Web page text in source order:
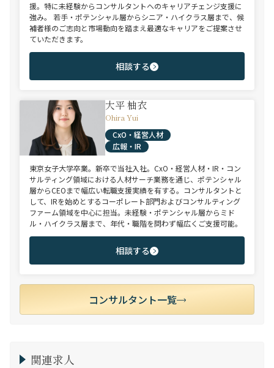
援。特に未経験からコンサルタントへのキャリアチェンジ支援に
強み。 若手・ポテンシャル層からシニア・ハイクラス層まで、候
補者様のご志向と市場動向を踏まえ最適なキャリアをご提案させ
ていただきます。
相談する
大平 柚衣
Ohira Yui
CxO・経営人材
広報・IR
東京女子大学卒業。新卒で当社入社。CxO・経営人材・IR・コン
サルティング領域における人材サーチ業務を通じ、ポテンシャル
層からCEOまで幅広い転職支援実績を有する。コンサルタントと
して、IRを始めとするコーポレート部門およびコンサルティング
ファーム領域を中心に担当。未経験・ポテンシャル層からミド
ル・ハイクラス層まで、年代・職階を問わず幅広くご支援可能。
相談する
コンサルタント一覧
関連求人